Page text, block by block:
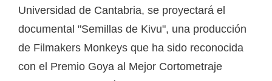
Universidad de Cantabria, se proyectará el
documental "Semillas de Kivu", una producción
de Filmakers Monkeys que ha sido reconocida
con el Premio Goya al Mejor Cortometraje